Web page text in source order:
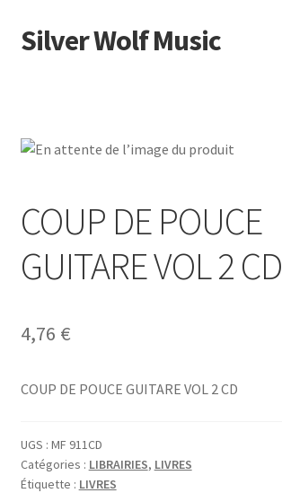
Aller
à
Aller
au
Silver Wolf Music
Mon compte
COUP DE POUCE
GUITARE VOL 2 CD
4,76 €
COUP DE POUCE GUITARE VOL 2 CD
UGS : MF 911CD
Catégories : LIBRAIRIES, LIVRES
Étiquette : LIVRES